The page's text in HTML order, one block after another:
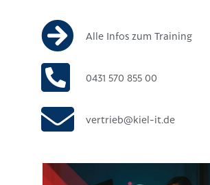
Alle Infos zum Training
0431 570 855 00
vertrieb@kiel-it.de